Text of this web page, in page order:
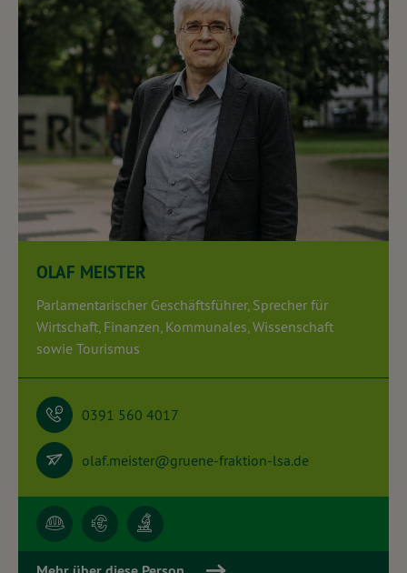
OLAF MEISTER
Parlamentarischer Geschäftsführer, Sprecher für
Wirtschaft, Finanzen, Kommunales, Wissenschaft
sowie Tourismus
0391 560 4017
olaf.meister@gruene-fraktion-lsa.de